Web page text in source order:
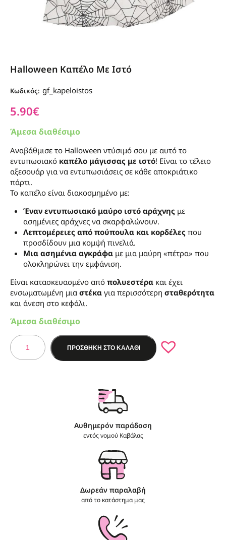
Halloween Καπέλο Με Ιστό
Κωδικός: gf_kapeloistos
5.90€
Άμεσα διαθέσιμο
Αναβάθμισε το Halloween ντύσιμό σου με αυτό το
εντυπωσιακό καπέλο μάγισσας με ιστό! Είναι το τέλειο
αξεσουάρ για να εντυπωσιάσεις σε κάθε αποκριάτικο
πάρτι.
Το καπέλο είναι διακοσμημένο με:
Έναν εντυπωσιακό μαύρο ιστό αράχνης με
ασημένιες αράχνες να σκαρφαλώνουν.
Λεπτομέρειες από πούπουλα και κορδέλες που
προσδίδουν μια κομψή πινελιά.
Μια ασημένια αγκράφαμε μια μαύρη «πέτρα» που
ολοκληρώνει την εμφάνιση.
Είναι κατασκευασμένο από πολυεστέρα και έχει
ενσωματωμένη μια στέκα για περισσότερη σταθερότητα
και άνεση στο κεφάλι.
Άμεσα διαθέσιμο
ΠΡΟΣΘΗΚΗ ΣΤΟ ΚΑΛΑΘΙ
Αυθημερόν παράδοση
εντός νομού Καβάλας
Δωρεάν παραλαβή
από το κατάστημα μας